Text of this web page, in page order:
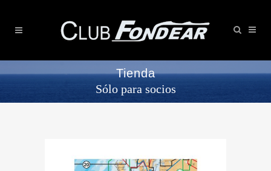
Tienda
Sólo para socios